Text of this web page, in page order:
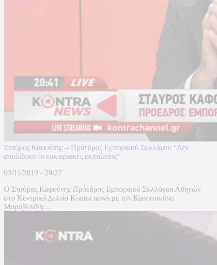
Σταύρος Καφούνης – Πρόεδρος Εμπορικού Συλλόγου “Δεν
αποδίδουν οι ευκαιριακές εκπτώσεις”
03/11/2019 - 20:27
Ο Σταύρος Καφούνης Πρόεδρος Εμπορικού Συλλόγου Αθηνών
στο Κεντρικό Δελτίο Kontra news με τον Κωνσταντίνο
Μαραβελίδη ...